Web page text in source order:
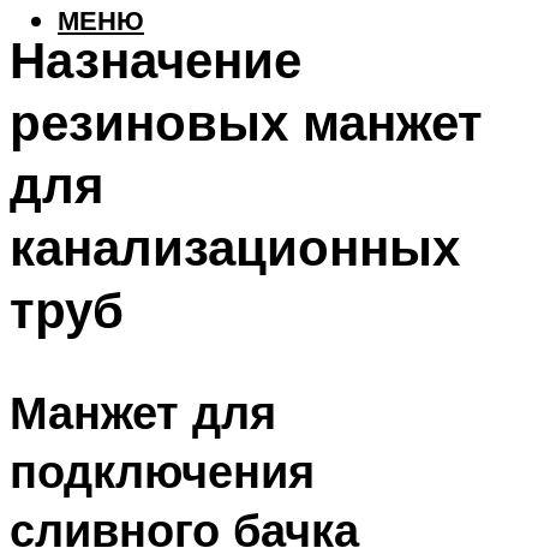
МЕНЮ
Назначение
резиновых манжет
для
канализационных
труб
Манжет для
подключения
сливного бачка